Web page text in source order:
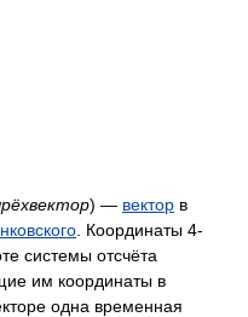
) — вектор в
. Координаты 4-
системы отсчёта
им координаты в
одна временная